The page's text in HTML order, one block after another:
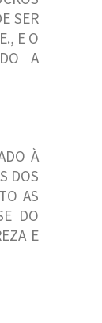
SER
E O
A
À
DOS
AS
DO
E